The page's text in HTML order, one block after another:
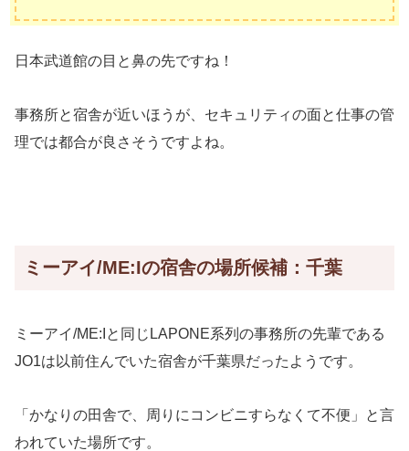
日本武道館の目と鼻の先ですね！
事務所と宿舎が近いほうが、セキュリティの面と仕事の管
理では都合が良さそうですよね。
ミーアイ/ME:Iの宿舎の場所候補：千葉
ミーアイ/ME:Iと同じLAPONE系列の事務所の先輩である
JO1は以前住んでいた宿舎が千葉県だったようです。
「かなりの田舎で、周りにコンビニすらなくて不便」と言
われていた場所です。